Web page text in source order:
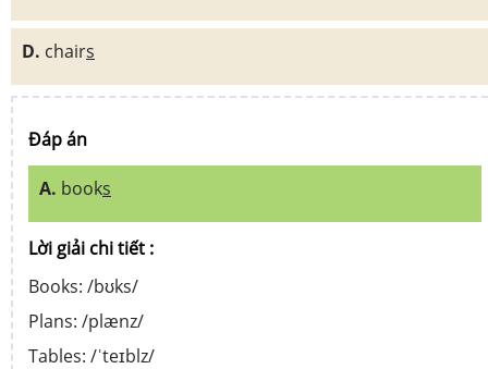
D. chairs
Đáp án
A. books
Lời giải chi tiết :
Books: /bʊks/
Plans: /plænz/
Tables: /ˈteɪblz/